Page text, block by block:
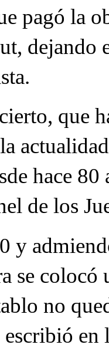
pagó la
dejando
que
hace
de los
y
se colocó
no